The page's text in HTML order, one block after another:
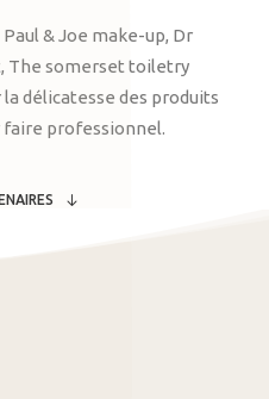
& Joe make-up, Dr
The somerset toiletry
délicatesse des produits
faire professionnel.